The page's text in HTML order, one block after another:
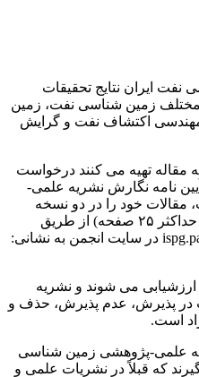
ایران نتایج تحقیقات
مختلف زمین شناسی نفت، زمین
اکتشاف نفت و گرایش
مقاله تهیه می کنند درخواست
نامه نگارش نشریه علمی-
خود را در دو نسخه
فایل Word و Pdf (یک خط در میان حداکثر ۲۵ صفحه) از طریق
پست الکترونیکی ispg.paper@gmail.com در سایت انجمن به نشانی:
ارزشیابی می شوند و نشریه
پذیرش، عدم پذیرش، حذف و
است.
علمی-پژوهشی زمین شناسی
که قبلاً در نشریات علمی و